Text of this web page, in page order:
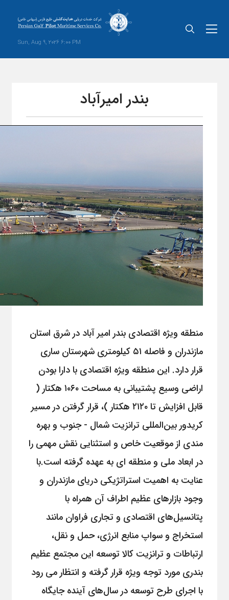
Sun, Aug 9, 2026 6:00 PM
بندر امیرآباد
منطقه ویژه اقتصادى بندر امیر آباد در شرق استان
مازندران و فاصله ۵۱ کیلومتری شهرستان ساری
قرار دارد. این منطقه ویژه اقتصادى با دارا بودن
اراضى وسیع پشتیبانى به مساحت ۱۰۶۰ هکتار (
قابل افزایش تا ۲۱۲۰ هکتار )، قرار گرفتن در مسیر
کریدور بین‌المللی ترانزیت شمال - جنوب و بهره
مندى از موقعیت خاص و استثنایی نقش مهمى را
در ابعاد ملى و منطقه اى به عهده گرفته است.با
عنایت به اهمیت استراتژیکی دریای مازندران و
وجود بازارهاى عظیم اطراف آن همراه با
پتانسیل‌هاى اقتصادى و تجارى فراوان مانند
استخراج و سواپ منابع انرژى،‌ حمل و نقل،
ارتباطات و ترانزیت کالا توسعه این مجتمع عظیم
بندری مورد توجه ویژه قرار گرفته و انتظار می رود
با اجرای طرح توسعه در سال‌های آینده جایگاه